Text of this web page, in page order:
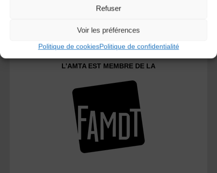
Refuser
Voir les préférences
Politique de cookiesPolitique de confidentialité
L’AMTA EST MEMBRE DE LA